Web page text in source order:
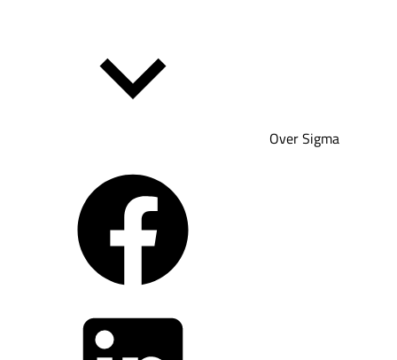
Over Sigma